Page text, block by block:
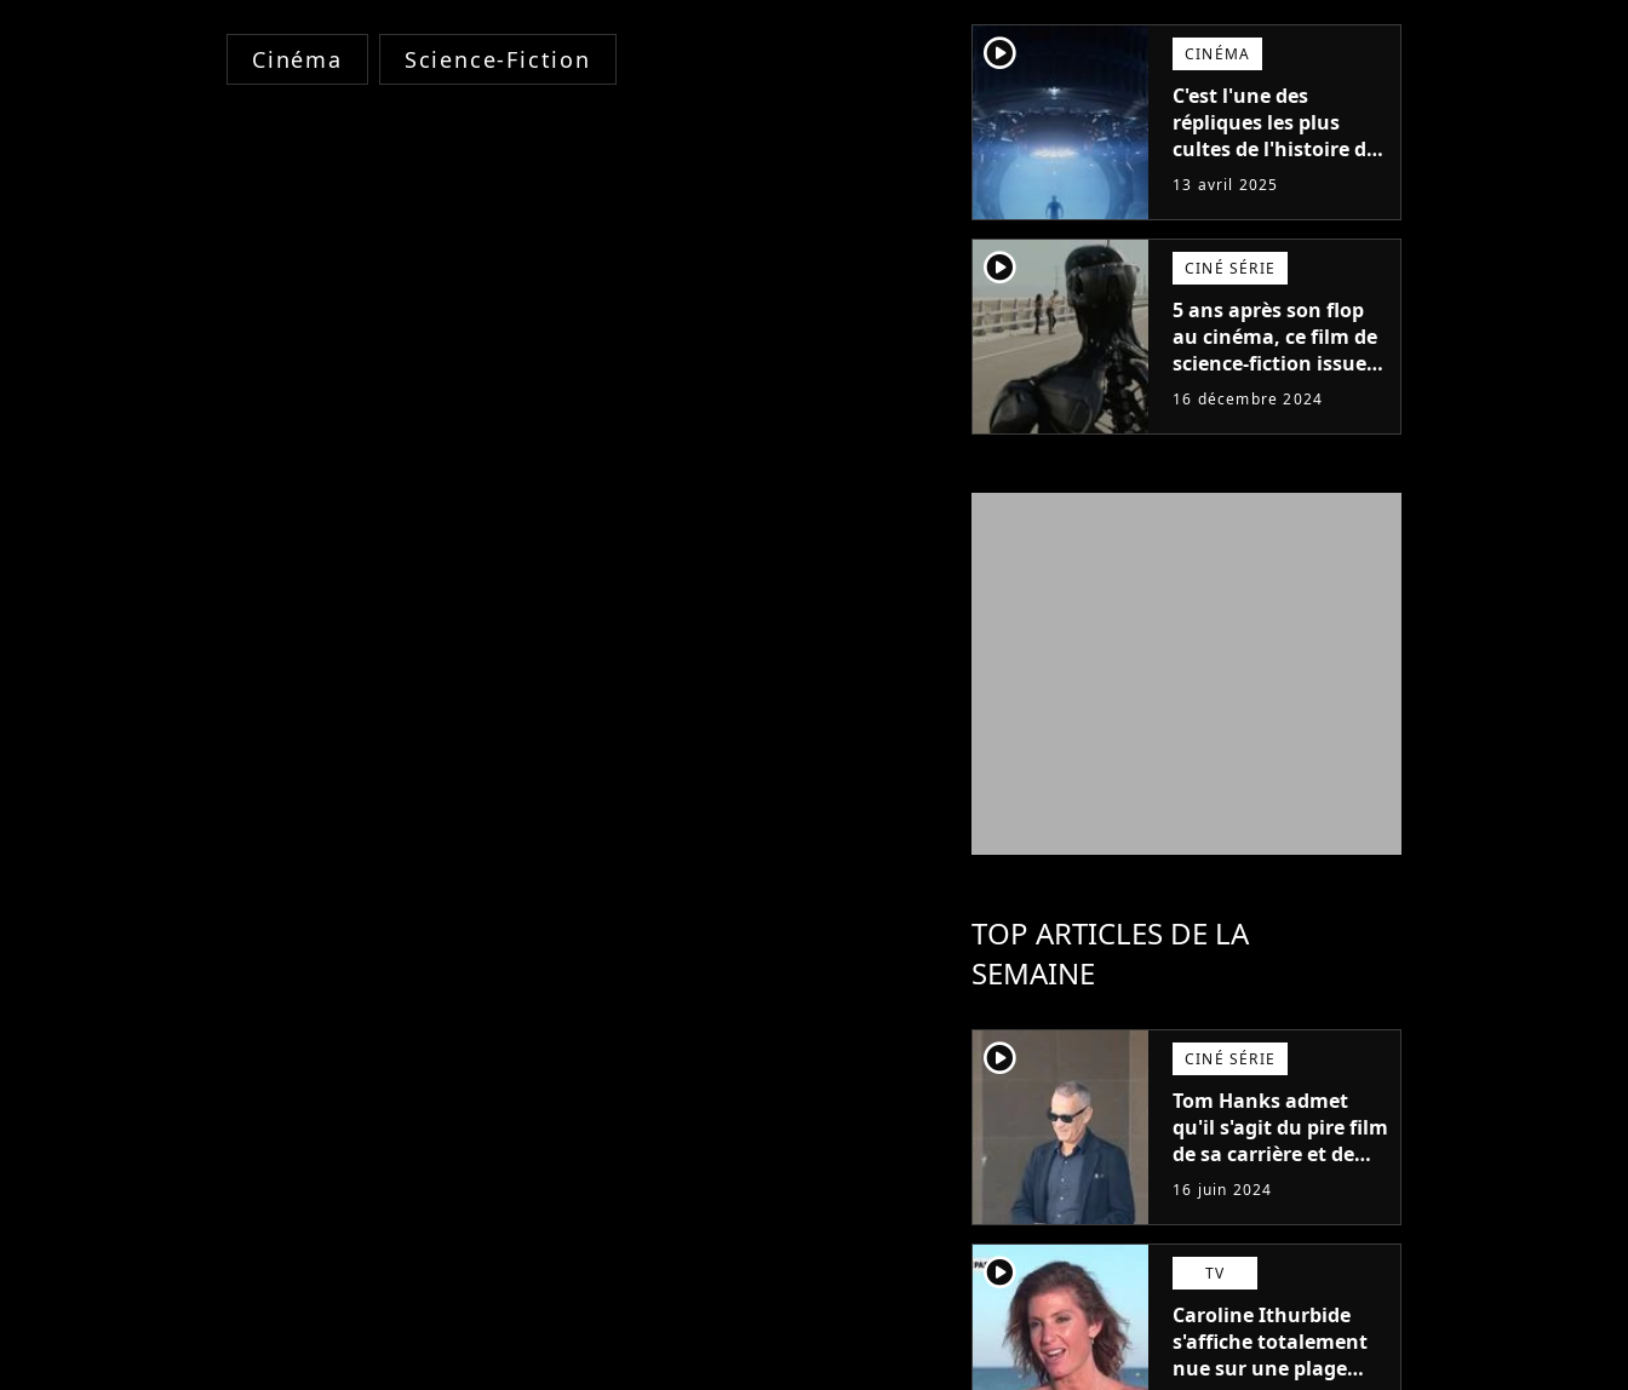
Cinéma Science-Fiction player2 CINÉMA
C'est l'une des
répliques les plus
cultes de l'histoire du
cinéma de science-
voulait la prononcer
différemment
13 avril 2025
player2 CINÉ SÉRIE
5 ans après son flop
au cinéma, ce film de
science-fiction issue
d'une des meilleures
cartonne sur Netflix
16 décembre 2024
TOP ARTICLES DE LA
SEMAINE
player2 CINÉ SÉRIE
Tom Hanks admet
qu'il s'agit du pire film
de sa carrière et de
l'un des pires de
l'histoire du cinéma :
"L'un des films les
plus médiocres jamais
réalisés"
16 juin 2024
player2 TV
Caroline Ithurbide
s'affiche totalement
nue sur une plage